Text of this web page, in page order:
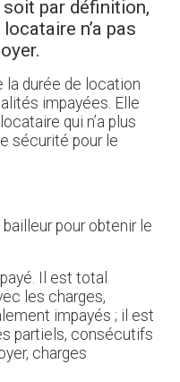
par définition,
n’a pas
durée de location
impayées. Elle
qui n’a plus
sécurité pour le
pour obtenir le
Il est total
les charges,
impayés ; il est
partiels, consécutifs
charges